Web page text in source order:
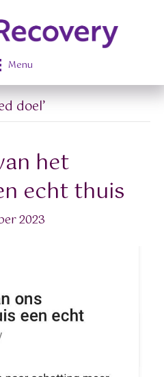
Menu
doel’
het
echt thuis
2023